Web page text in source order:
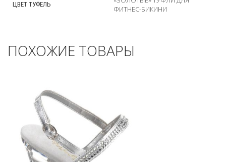
ЦВЕТ ТУФЕЛЬ
ФИТНЕС-БИКИНИ
ПОХОЖИЕ ТОВАРЫ